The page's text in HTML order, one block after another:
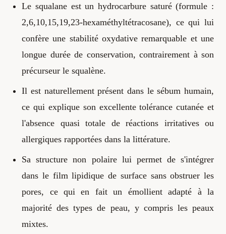
Le squalane est un hydrocarbure saturé (formule :
2,6,10,15,19,23-hexaméthyltétracosane), ce qui lui
confère une stabilité oxydative remarquable et une
longue durée de conservation, contrairement à son
précurseur le squalène.
Il est naturellement présent dans le sébum humain,
ce qui explique son excellente tolérance cutanée et
l'absence quasi totale de réactions irritatives ou
allergiques rapportées dans la littérature.
Sa structure non polaire lui permet de s'intégrer
dans le film lipidique de surface sans obstruer les
pores, ce qui en fait un émollient adapté à la
majorité des types de peau, y compris les peaux
mixtes.